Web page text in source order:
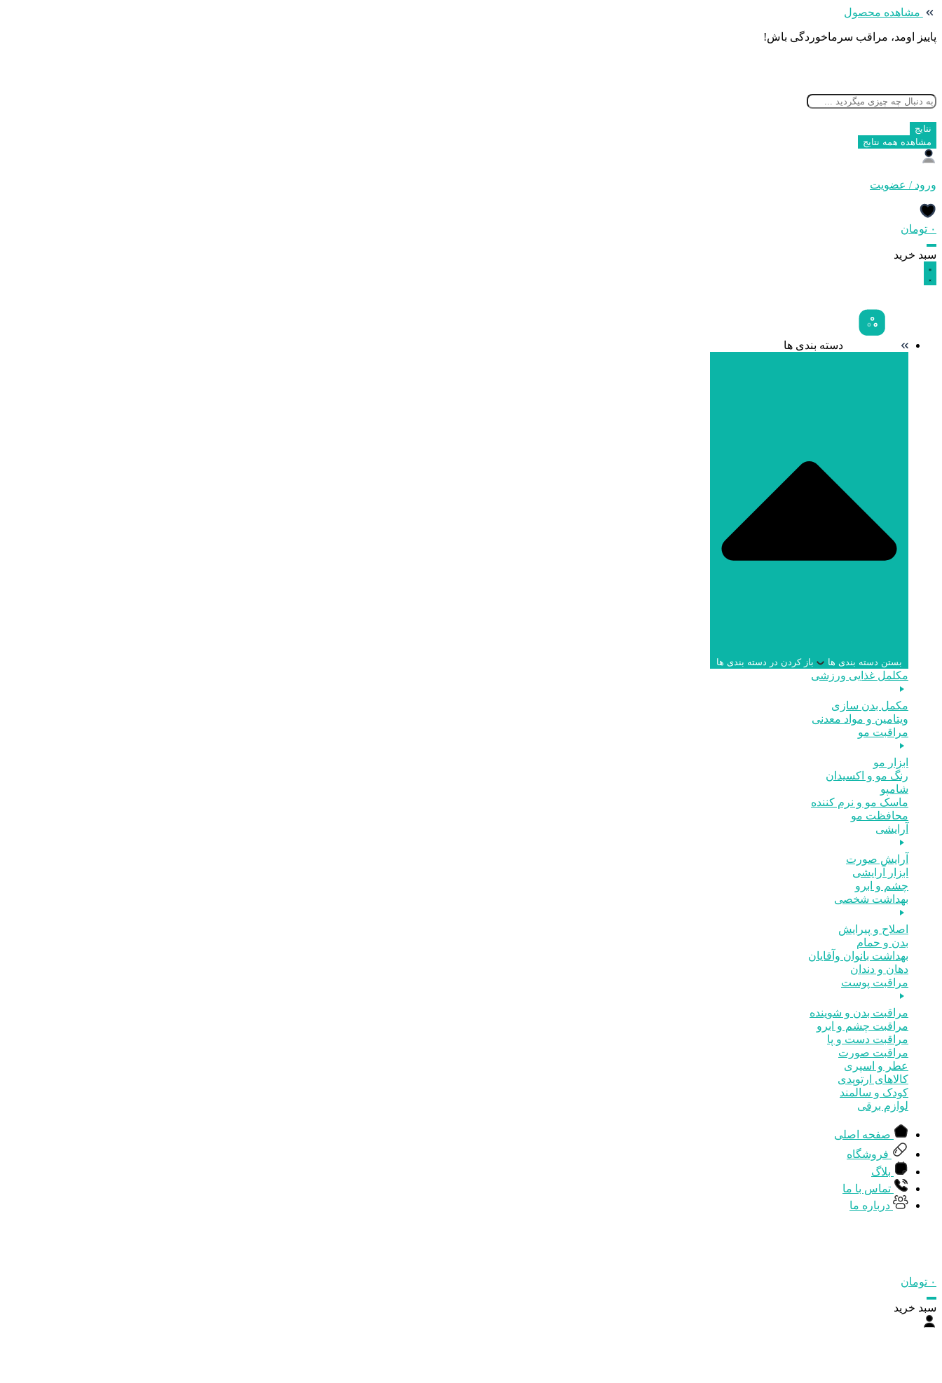
پرش
محتوا
مشاهده محصول
پاییز اومد، مراقب سرماخوردگی باش!
جستجو
نتایج
مشاهده همه نتایج
ورود / عضویت
۰ تومان
سبد خرید
دسته بندی ها
بستن دسته بندی ها باز کردن در دسته بندی ها
مکلمل غذایی ورزشی
مکمل بدن سازی
ویتامین و مواد معدنی
مراقبت مو
ابزار مو
رنگ مو و اکسیدان
شامپو
ماسک مو و نرم کننده
محافظت مو
آرایشی
آرایش صورت
ابزار آرایشی
چشم و ابرو
بهداشت شخصی
اصلاح و پیرایش
بدن و حمام
بهداشت بانوان وآقایان
دهان و دندان
مراقبت پوست
مراقبت بدن و شوینده
مراقبت چشم و ابرو
مراقبت دست و پا
مراقبت صورت
عطر و اسپری
کالاهای ارتوپدی
کودک و سالمند
لوازم برقی
صفحه اصلی
فروشگاه
بلاگ
تماس با ما
درباره ما
۰ تومان
سبد خرید